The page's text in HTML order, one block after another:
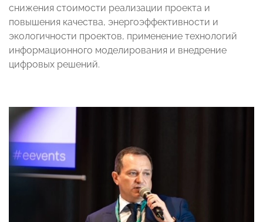
снижения стоимости реализации проекта и
повышения качества, энергоэффективности и
экологичности проектов, применение технологий
информационного моделирования и внедрение
цифровых решений.